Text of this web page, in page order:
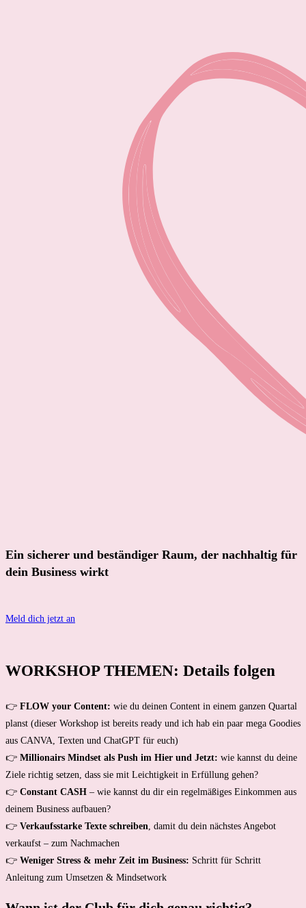
Ein sicherer und beständiger Raum, der nachhaltig für
dein Business wirkt
Meld dich jetzt an
WORKSHOP THEMEN: Details folgen
👉 FLOW your Content: wie du deinen Content in einem ganzen Quartal
planst (dieser Workshop ist bereits ready und ich hab ein paar mega Goodies
aus CANVA, Texten und ChatGPT für euch)
👉 Millionairs Mindset als Push im Hier und Jetzt: wie kannst du deine
Ziele richtig setzen, dass sie mit Leichtigkeit in Erfüllung gehen?
👉 Constant CASH – wie kannst du dir ein regelmäßiges Einkommen aus
deinem Business aufbauen?
👉 Verkaufsstarke Texte schreiben, damit du dein nächstes Angebot
verkaufst – zum Nachmachen
👉 Weniger Stress & mehr Zeit im Business: Schritt für Schritt
Anleitung zum Umsetzen & Mindsetwork